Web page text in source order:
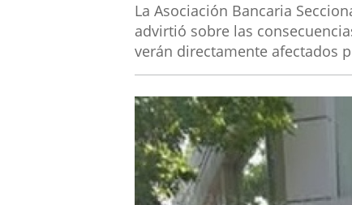
La Asociación Bancaria
advirtió sobre las
verán directamente afectados